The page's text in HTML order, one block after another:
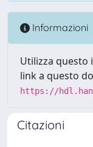
Informazioni
Utilizza questo
link a questo
https://
Citazioni